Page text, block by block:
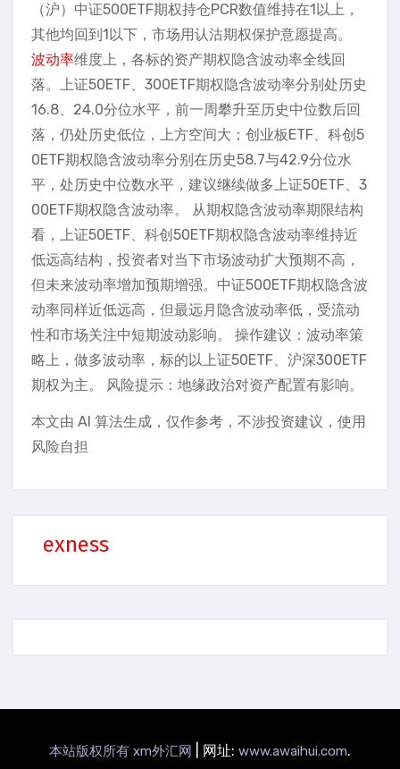
（沪）中证500ETF期权持仓PCR数值维持在1以上，
其他均回到1以下，市场用认沽期权保护意愿提高。
波动率维度上，各标的资产期权隐含波动率全线回
落。上证50ETF、300ETF期权隐含波动率分别处历史
16.8、24.0分位水平，前一周攀升至历史中位数后回
落，仍处历史低位，上方空间大；创业板ETF、科创5
0ETF期权隐含波动率分别在历史58.7与42.9分位水
平，处历史中位数水平，建议继续做多上证50ETF、3
00ETF期权隐含波动率。 从期权隐含波动率期限结构
看，上证50ETF、科创50ETF期权隐含波动率维持近
低远高结构，投资者对当下市场波动扩大预期不高，
但未来波动率增加预期增强。中证500ETF期权隐含波
动率同样近低远高，但最远月隐含波动率低，受流动
性和市场关注中短期波动影响。 操作建议：波动率策
略上，做多波动率，标的以上证50ETF、沪深300ETF
期权为主。 风险提示：地缘政治对资产配置有影响。
本文由 AI 算法生成，仅作参考，不涉投资建议，使用
风险自担
exness
本站版权所有 xm外汇网 网址: www.awaihui.com.